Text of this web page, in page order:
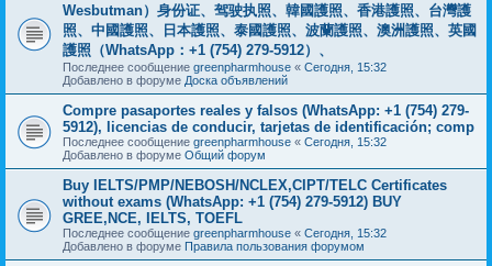
Wesbutman）身份证、驾驶执照、韓國護照、香港護照、台灣護
照、中國護照、日本護照、泰國護照、波蘭護照、澳洲護照、英國
護照（WhatsApp：+1 (754) 279-5912）、
Последнее сообщение greenpharmhouse « Сегодня, 15:32
Добавлено в форуме Доска объявлений
Compre pasaportes reales y falsos (WhatsApp: +1 (754) 279-
5912), licencias de conducir, tarjetas de identificación; comp
Последнее сообщение greenpharmhouse « Сегодня, 15:32
Добавлено в форуме Общий форум
Buy IELTS/PMP/NEBOSH/NCLEX,CIPT/TELC Certificates
without exams (WhatsApp: +1 (754) 279-5912) BUY
GREE,NCE, IELTS, TOEFL
Последнее сообщение greenpharmhouse « Сегодня, 15:32
Добавлено в форуме Правила пользования форумом